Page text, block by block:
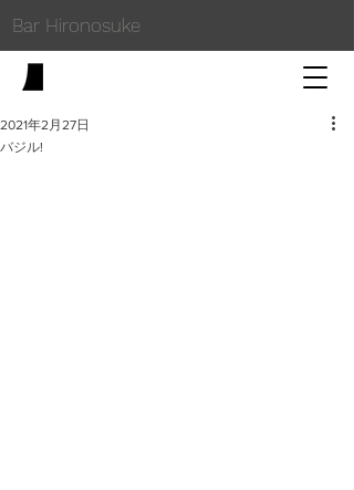
Bar Hironosuke
バジル!
2021年2月27日